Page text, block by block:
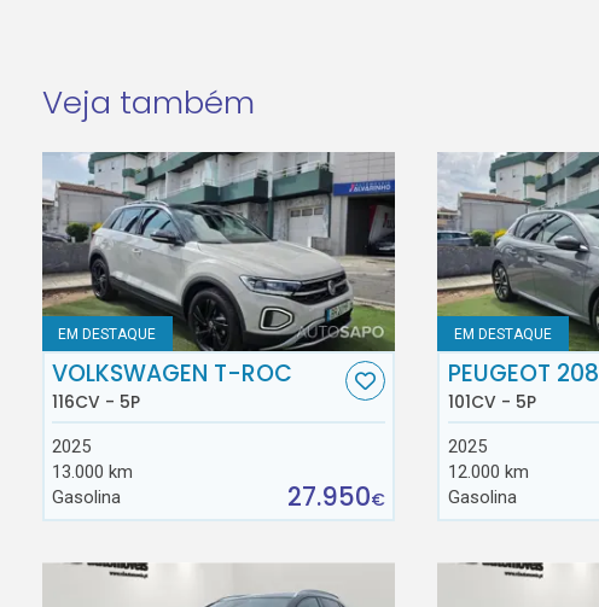
Veja também
EM DESTAQUE
VOLKSWAGEN T-ROC
116CV - 5P
2025
13.000 km
Gasolina
27.950€
EM DESTAQUE
PEUGEOT 208
101CV - 5P
2025
12.000 km
Gasolina